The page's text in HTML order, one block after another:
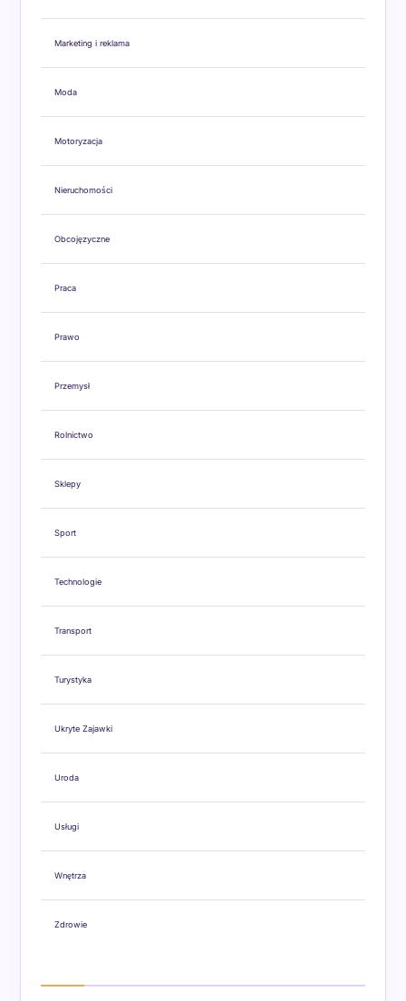
Marketing i reklama
Moda
Motoryzacja
Nieruchomości
Obcojęzyczne
Praca
Prawo
Przemysł
Rolnictwo
Sklepy
Sport
Technologie
Transport
Turystyka
Ukryte Zajawki
Uroda
Usługi
Wnętrza
Zdrowie